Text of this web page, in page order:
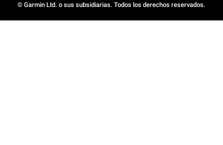
© Garmin Ltd. o sus subsidiarias. Todos los derechos reservados.